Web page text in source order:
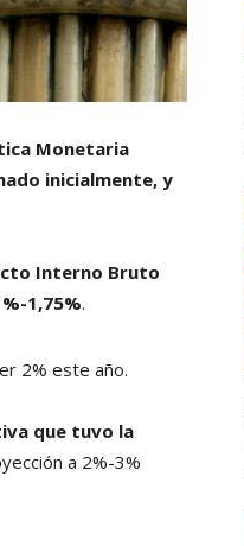
Monetaria
inicialmente, y
Interno Bruto
1,75%.
2% este año.
que tuvo la
a 2%-3%